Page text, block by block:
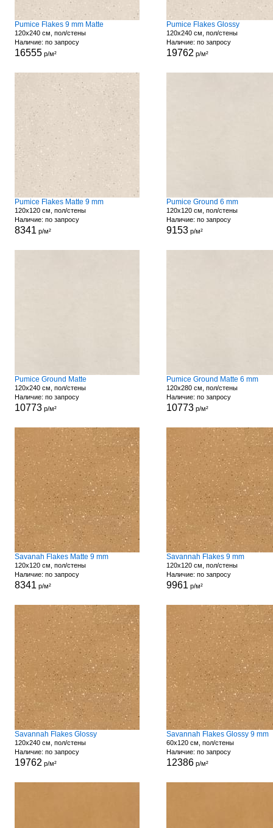
Pumice Flakes 9 mm Matte
120x240 см, пол/стены
Наличие: по запросу
16555р/м²
Pumice Flakes Glossy
120x240 см, пол/стены
Наличие: по запросу
19762 р/м²
Pumice Flakes Matte 9 mm
120x120 см, пол/стены
Наличие: по запросу
8341 р/м²
Pumice Ground 6 mm
120x120 см, пол/стены
Наличие: по запросу
9153р/м²
Pumice Ground Matte
120x240 см, пол/стены
Наличие: по запросу
10773р/м²
Pumice Ground Matte 6 mm
120x280 см, пол/стены
Наличие: по запросу
10773р/м²
Savanah Flakes Matte 9 mm
120x120 см, пол/стены
Наличие: по запросу
8341 р/м²
Savannah Flakes 9 mm
120x120 см, пол/стены
Наличие: по запросу
9961 р/м²
Savannah Flakes Glossy
120x240 см, пол/стены
Наличие: по запросу
19762 р/м²
Savannah Flakes Glossy 9 mm
60x120 см, пол/стены
Наличие: по запросу
12386р/м²